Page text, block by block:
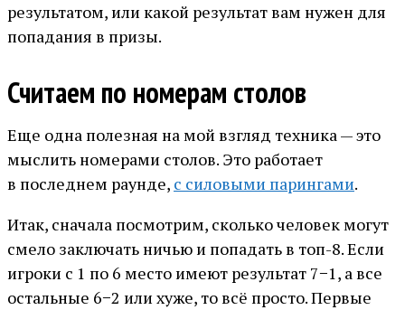
результатом, или какой результат вам нужен для
попадания в призы.
Считаем по номерам столов
Еще одна полезная на мой взгляд техника — это
мыслить номерами столов. Это работает
в последнем раунде, с силовыми парингами.
Итак, сначала посмотрим, сколько человек могут
смело заключать ничью и попадать в топ-8. Если
игроки с 1 по 6 место имеют результат 7−1, а все
остальные 6−2 или хуже, то всё просто. Первые